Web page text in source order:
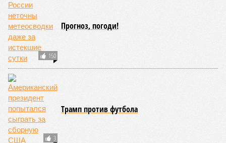
150
Прогноз, погоди!
3
Трамп против футбола